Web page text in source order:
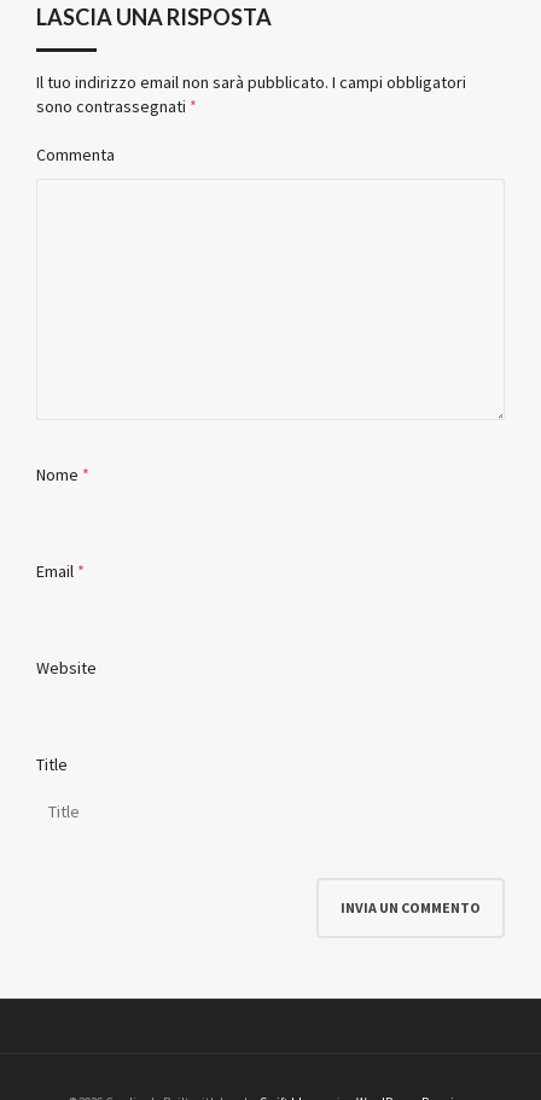
LASCIA UNA RISPOSTA
Il tuo indirizzo email non sarà pubblicato. I campi obbligatori
sono contrassegnati *
Commenta
Nome *
Email *
Website
Title